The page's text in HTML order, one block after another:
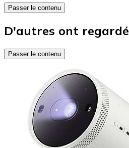
Passer le contenu
D'autres ont regardé
Passer le contenu